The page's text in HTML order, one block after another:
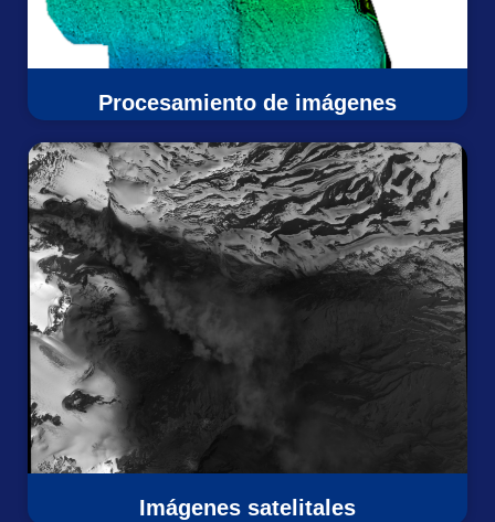
Procesamiento de imágenes
Imágenes satelitales